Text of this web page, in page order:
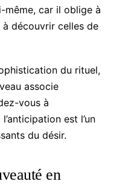
même, car il oblige à
découvrir celles de
du rituel,
associe
vous à
est l’un
du désir.
en